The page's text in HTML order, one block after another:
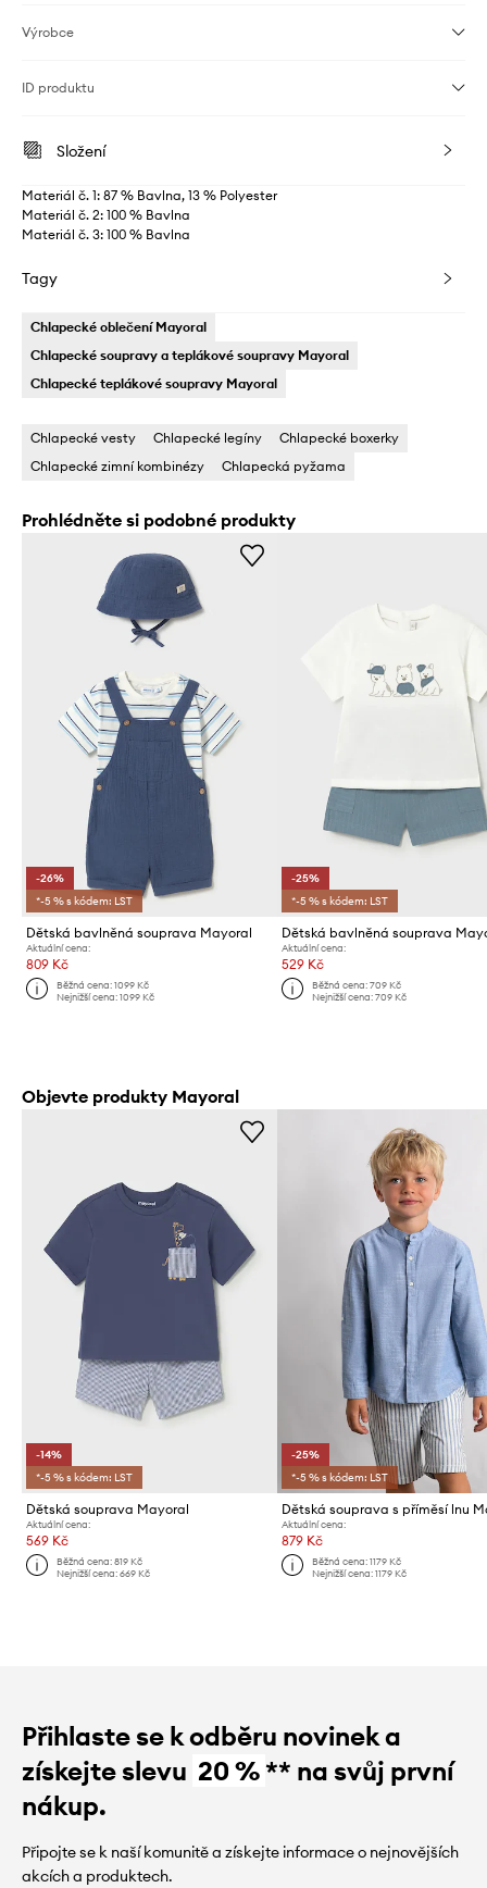
Výrobce
ID produktu
Složení
Materiál č. 1: 87 % Bavlna, 13 % Polyester
Materiál č. 2: 100 % Bavlna
Materiál č. 3: 100 % Bavlna
Tagy
Chlapecké oblečení Mayoral
Chlapecké soupravy a teplákové soupravy Mayoral
Chlapecké teplákové soupravy Mayoral
Chlapecké vesty Chlapecké legíny
Chlapecké boxerky
Chlapecké zimní kombinézy
Chlapecká pyžama
Prohlédněte si podobné produkty
-26%
*-5 % s kódem: LST
Dětská bavlněná souprava Mayoral
Aktuální cena:
809 Kč
Běžná cena:1099 Kč
Nejnižší cena:1099 Kč
-25%
*-5 % s kódem: LST
Dětská bavlněná souprava
Aktuální cena:
529 Kč
Běžná cena: 709 Kč
Nejnižší cena: 709 Kč
Objevte produkty Mayoral
-14%
*-5 % s kódem: LST
Dětská souprava Mayoral
Aktuální cena:
569 Kč
Běžná cena:819 Kč
Nejnižší cena:669 Kč
-25%
*-5 % s kódem: LST
Aktuální cena:
879 Kč
Běžná cena: 1179 Kč
Nejnižší cena: 1179 Kč
Přihlaste se k odběru novinek a
získejte slevu 20 %** na svůj první
nákup.
Připojte se k naší komunitě a získejte informace o nejnovějších
akcích a produktech.